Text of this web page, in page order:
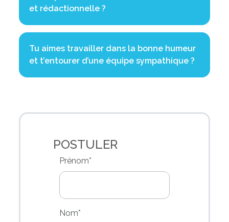
et rédactionnelle ?
Tu aimes travailler dans la bonne humeur
et t’entourer d’une équipe sympathique ?
POSTULER
Prénom*
Nom*